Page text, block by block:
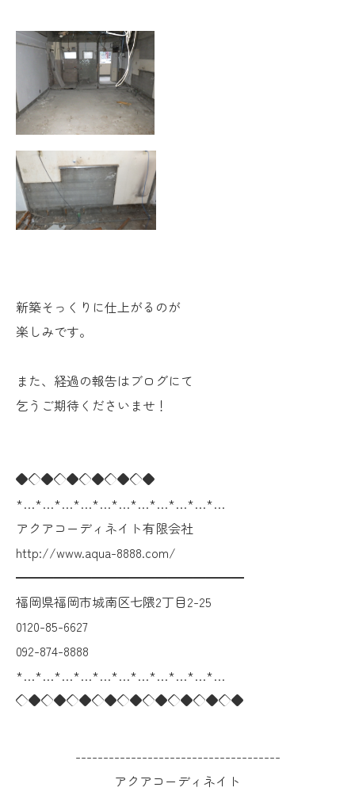
新築そっくりに仕上がるのが
楽しみです。
また、経過の報告はブログにて
乞うご期待くださいませ！
◆◇◆◇◆◇◆◇◆◇◆
*…*…*…*…*…*…*…*…*…*…*…
アクアコーディネイト有限会社
http://www.aqua-8888.com/
━━━━━━━━━━━━━━━━━━
福岡県福岡市城南区七隈2丁目2-25
0120-85-6627
092-874-8888
*…*…*…*…*…*…*…*…*…*…*…
◇◆◇◆◇◆◇◆◇◆◇◆◇◆◇◆◇◆
-------------------------------------
アクアコーディネイト